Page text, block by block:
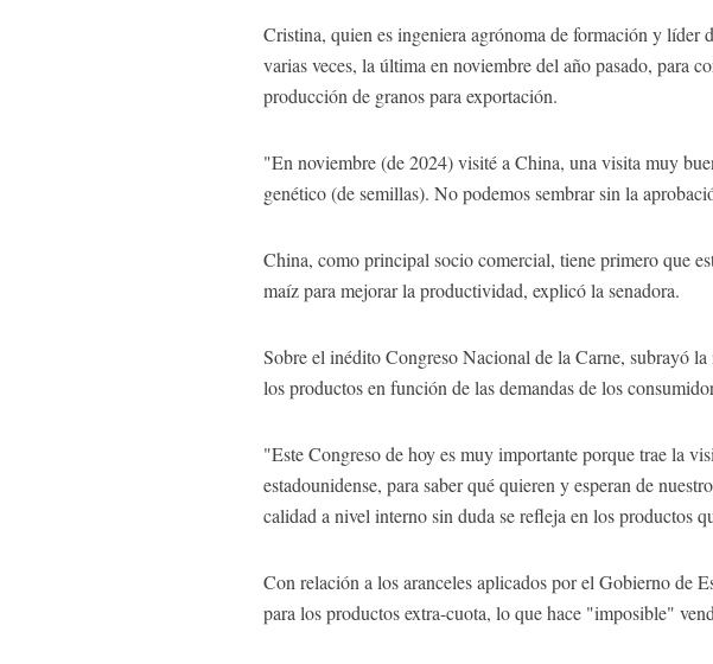
Cristina, quien es ingeniera agrónoma de formación y
varias veces, la última en noviembre del año pasado, para
producción de granos para exportación.
"En noviembre (de 2024) visité a China, una visita muy
genético (de semillas). No podemos sembrar sin la
China, como principal socio comercial, tiene primero que
maíz para mejorar la productividad, explicó la senadora.
Sobre el inédito Congreso Nacional de la Carne, subrayó
los productos en función de las demandas de los
"Este Congreso de hoy es muy importante porque trae la
estadounidense, para saber qué quieren y esperan de
calidad a nivel interno sin duda se refleja en los productos
Con relación a los aranceles aplicados por el Gobierno de
para los productos extra-cuota, lo que hace "imposible"